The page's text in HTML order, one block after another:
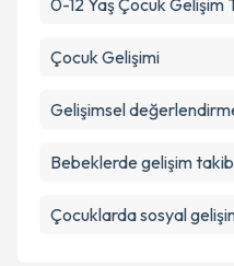
0-12 Yaş Çocuk Gelişim
Çocuk Gelişimi
Gelişimsel
Bebeklerde gelişim
Çocuklarda sosyal